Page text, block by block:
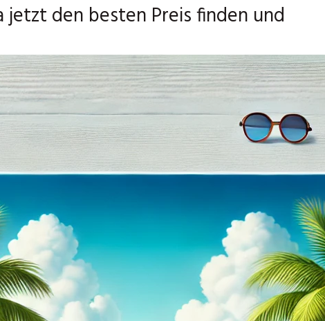
jetzt den besten Preis finden und